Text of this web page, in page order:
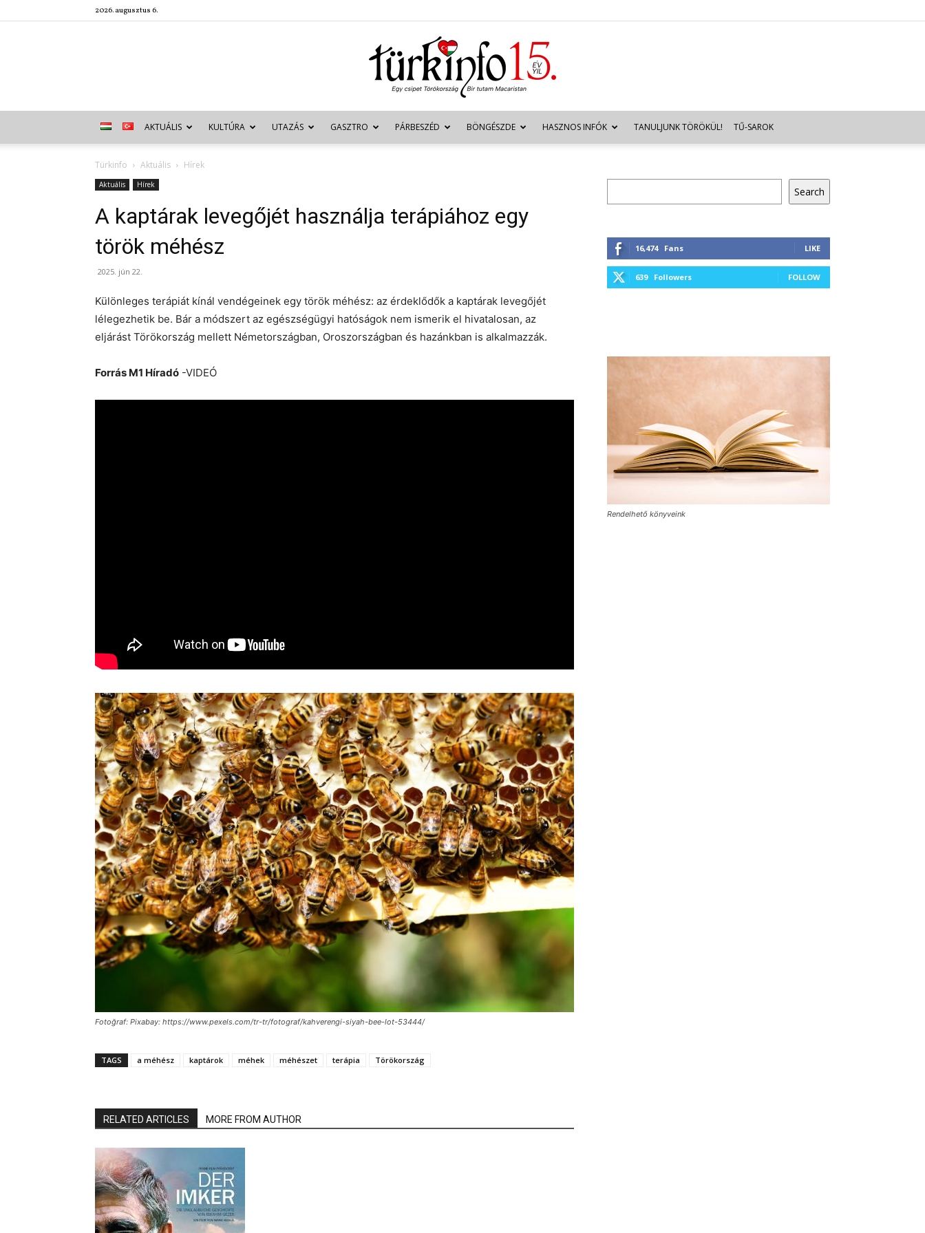
2026. augusztus 6.
Türkinfo
AKTUÁLIS KULTÚRA UTAZÁS GASZTRO PÁRBESZÉD BÖNGÉSZDE HASZNOS INFÓK TANULJUNK TÖRÖKÜL! TŰ-SAROK
Türkinfo Aktuális Hírek
Aktuális Hírek
A kaptárak levegőjét használja terápiához egy
török méhész
2025. jún 22.
Különleges terápiát kínál vendégeinek egy török méhész: az érdeklődők a kaptárak levegőjét
lélegezhetik be. Bár a módszert az egészségügyi hatóságok nem ismerik el hivatalosan, az
eljárást Törökország mellett Németországban, Oroszországban és hazánkban is alkalmazzák.
Forrás M1 Híradó -VIDEÓ
Fotoğraf: Pixabay: https://www.pexels.com/tr-tr/fotograf/kahverengi-siyah-bee-lot-53444/
TAGS a méhész kaptárok méhek méhészet terápia Törökország
RELATED ARTICLES MORE FROM AUTHOR
Search
16,474 Fans LIKE
639 Followers FOLLOW
Rendelhető könyveink